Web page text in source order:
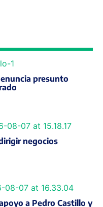
presunto
negocios
a Pedro Castillo y